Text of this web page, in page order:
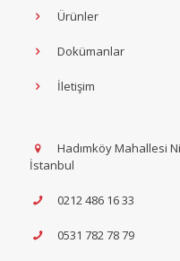
Ürünler
Dokümanlar
İletişim
Hadımköy Mahallesi
İstanbul
0212 486 16 33
0531 782 78 79